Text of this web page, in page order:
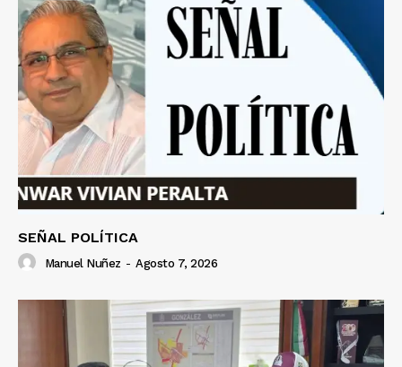
SEÑAL POLÍTICA
Manuel Nuñez - Agosto 7, 2026